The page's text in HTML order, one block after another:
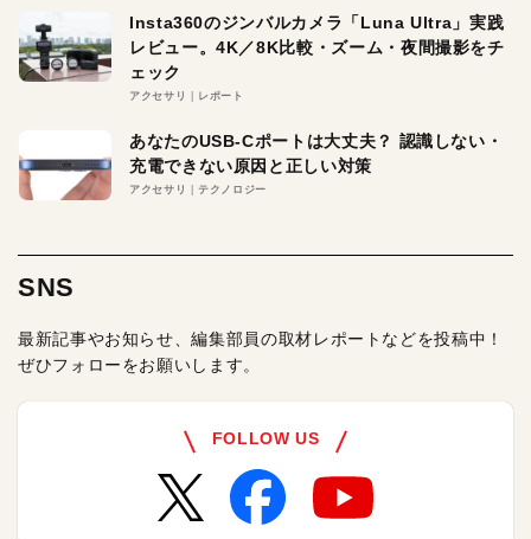
Insta360のジンバルカメラ「Luna Ultra」実践
レビュー。4K／8K比較・ズーム・夜間撮影をチ
ェック
アクセサリ レポート
あなたのUSB-Cポートは大丈夫？ 認識しない・
充電できない原因と正しい対策
アクセサリ テクノロジー
SNS
最新記事やお知らせ、編集部員の取材レポートなどを投稿中！
ぜひフォローをお願いします。
FOLLOW US